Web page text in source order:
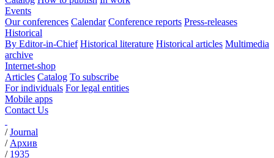
Events
Our conferences Calendar Conference reports Press-releases
Historical
By Editor-in-Chief Historical literature Historical articles Multimedia
archive
Internet-shop
Articles Catalog To subscribe
For individuals For legal entities
Mobile apps
Contact Us
/Journal
/ Архив
/ 1935